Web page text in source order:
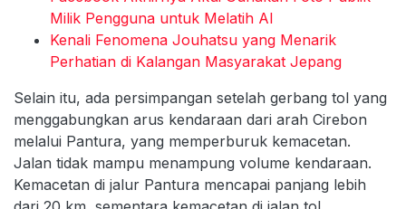
Milik Pengguna untuk Melatih AI
Kenali Fenomena Jouhatsu yang Menarik
Perhatian di Kalangan Masyarakat Jepang
Selain itu, ada persimpangan setelah gerbang tol yang
menggabungkan arus kendaraan dari arah Cirebon
melalui Pantura, yang memperburuk kemacetan.
Jalan tidak mampu menampung volume kendaraan.
Kemacetan di jalur Pantura mencapai panjang lebih